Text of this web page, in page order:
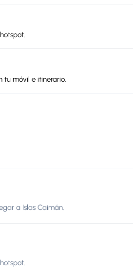
tu móvil e itinerario.
a Islas Caimán.